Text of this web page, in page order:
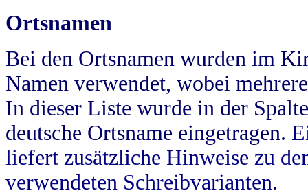
Ortsnamen
Bei den Ortsnamen wurden im
Namen verwendet, wobei
In dieser Liste wurde in der
deutsche Ortsname eingetragen.
liefert zusätzliche Hinweise zu
verwendeten Schreibvarianten.